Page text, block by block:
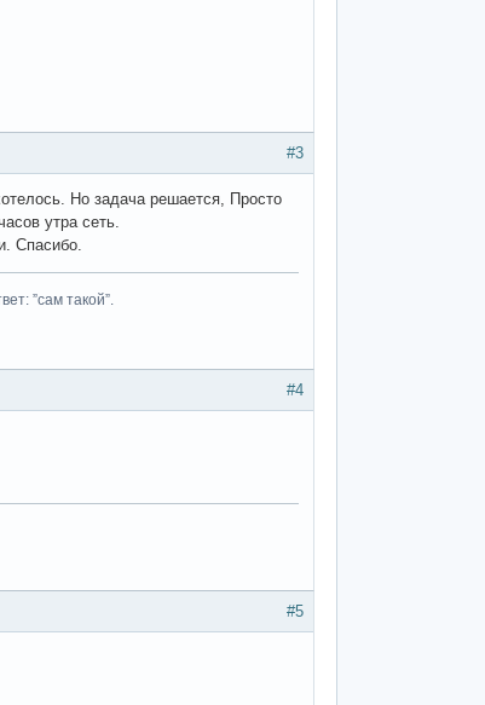
#3
Но задача решается, Просто
утра сеть.
Спасибо.
”сам такой”.
#4
#5